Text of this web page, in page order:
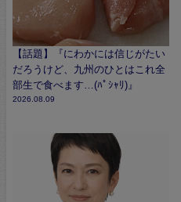
【話題】『にわかには信じがたい
だろうけど、九州のひとはこれ全
部生で食べます…(ﾊﾟｼｬﾘ)』
2026.08.09